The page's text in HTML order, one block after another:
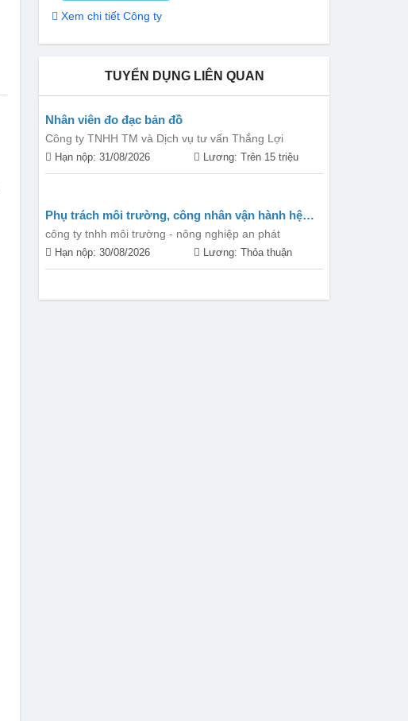
Xem chi tiết Công ty
TUYỂN DỤNG LIÊN QUAN
Nhân viên đo đạc bản đồ
Công ty TNHH TM và Dịch vụ tư vấn Thắng Lợi
Hạn nộp: 31/08/2026 Lương: Trên 15 triệu
Phụ trách môi trường, công nhân vận hành hệ
thống xử lý nước thải, công nhân phổ thông
công ty tnhh môi trường - nông nghiệp an phát
Hạn nộp: 30/08/2026 Lương: Thỏa thuận